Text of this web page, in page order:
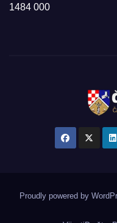
1484 000
Proudly powered by